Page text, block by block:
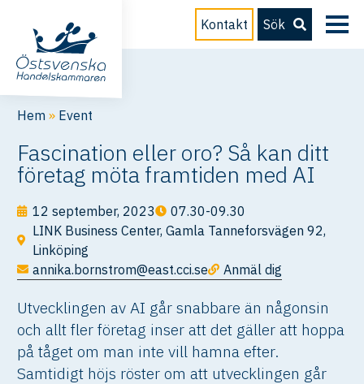
Kontakt Sök
Hem » Event
Fascination eller oro? Så kan ditt
företag möta framtiden med AI
12 september, 2023
07.30-09.30
LINK Business Center, Gamla Tanneforsvägen 92,
Linköping
annika.bornstrom@east.cci.se
Anmäl dig
Utvecklingen av AI går snabbare än någonsin
och allt fler företag inser att det gäller att hoppa
på tåget om man inte vill hamna efter.
Samtidigt höjs röster om att utvecklingen går